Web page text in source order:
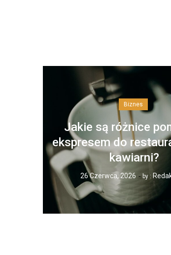
Biznes
Jakie są różnice
ekspresem do
kawiarni?
26 Czerwca, 2026 by :